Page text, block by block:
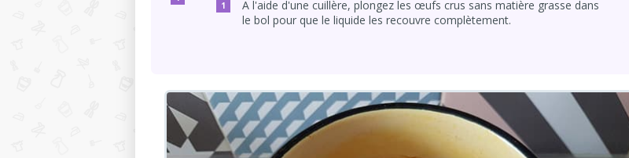
A l'aide d'une cuillère, plongez les œufs crus sans matière grasse dans
le bol pour que le liquide les recouvre complètement.